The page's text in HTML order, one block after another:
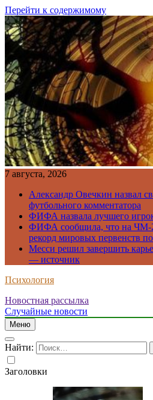
Перейти к содержимому
7 августа, 2026
Александр Овечкин назвал
футбольного комментатора
ФИФА назвала лучшего
ФИФА сообщила, что на ЧМ-
рекорд мировых первенств
Месси решил завершить
— источник
Психология
Новостная рассылка
Случайные новости
Меню
Найти:
Заголовки